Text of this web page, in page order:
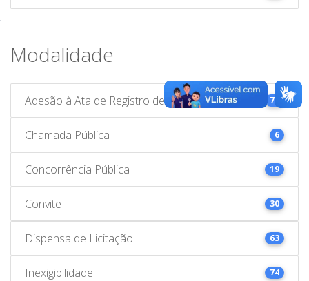
Modalidade
Adesão à Ata de Registro de Preços 78
Chamada Pública 6
Concorrência Pública 19
Convite 30
Dispensa de Licitação 63
Inexigibilidade 74